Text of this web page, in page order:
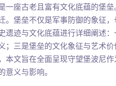
一座古老且富有文化底蕴的堡
。堡垒不仅是军事防御的象征
遗迹与文化底蕴进行详细阐述
；三是堡垒的文化象征与艺术
文旨在全面呈现守望堡波尼
义与影响。